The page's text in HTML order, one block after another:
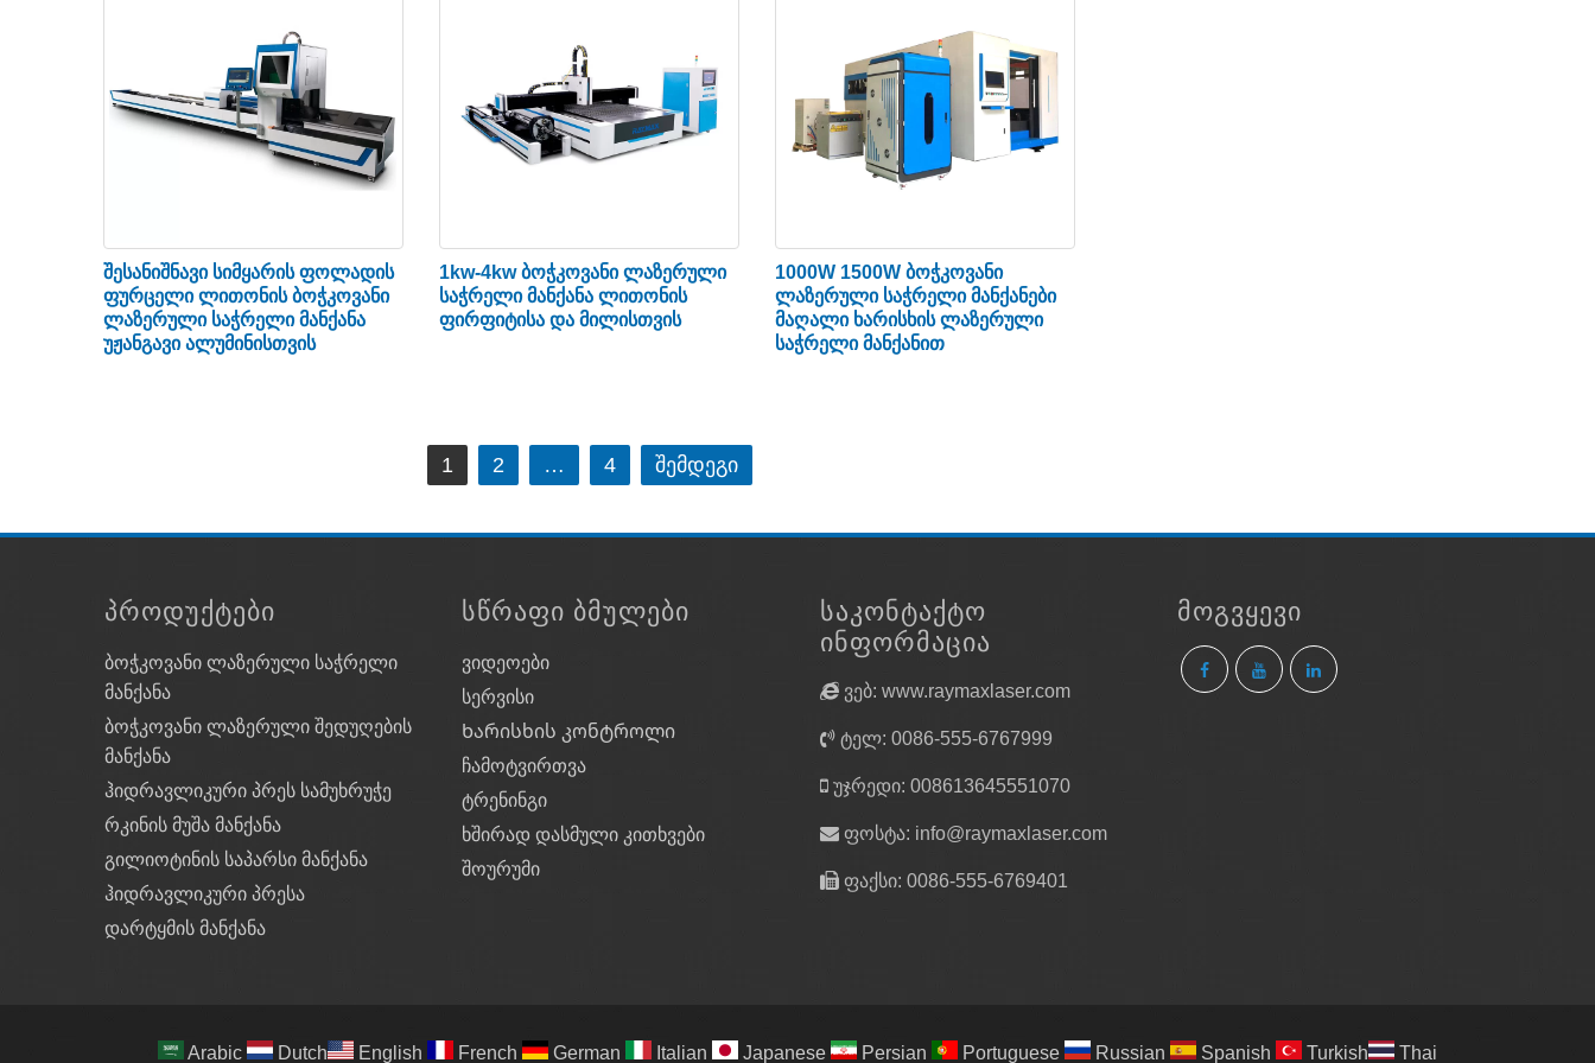
პროგრამის მიხედვით. ის ჩვეულებრივ მართავს სერვო ძრავას.
მაღალი სიზუსტის და მაღალი სტაბილურობის ჩარხები ხელს
უწყობს ლაზერული ჭრის სიზუსტის გაუმჯობესებას.
მილის შედუღებული საწოლი
საწოლის შიდა სტრუქტურა იღებს თვითმფრინავის ლითონის
სახელმძღვანელო რელსის წინააღმდეგობას და
სტაბილურობას ისე, რომ ეფექტურად აიცილოს საწოლის
დეფორმაცია.
საავიაციო ალუმინის სატანკო
იგი დამზადებულია საჰაერო კოსმოსური სტანდარტებით და
ჩამოყალიბებულია 4300 ტონა პრესის ექსტრუზიის ჩამოსხმით.
უპირატესობა, როგორიცაა კარგი სიმტკიცე, მსუბუქი წონა,
შესანიშნავი სიმყარის ფოლადის
ფურცელი ლითონის ბოჭკოვანი
ლაზერული საჭრელი მანქანა
უჟანგავი ალუმინისთვის
1kw-4kw ბოჭკოვანი ლაზერული
საჭრელი მანქანა ლითონის
ფირფიტისა და მილისთვის
1000W 1500W ბოჭკოვანი
ლაზერული საჭრელი მანქანები
მაღალი ხარისხის ლაზერული
საჭრელი მანქანით
1 2 … 4 შემდეგი
ᲞᲠᲝᲓᲣᲥᲢᲔᲑᲘ
ბოჭკოვანი ლაზერული საჭრელი
მანქანა
ბოჭკოვანი ლაზერული შედუღების
მანქანა
ჰიდრავლიკური პრეს სამუხრუჭე
რკინის მუშა მანქანა
გილიოტინის საპარსი მანქანა
ჰიდრავლიკური პრესა
დარტყმის მანქანა
ᲡᲬᲠᲐᲤᲘ ᲑᲛᲣᲚᲔᲑᲘ
ვიდეოები
სერვისი
Ხარისხის კონტროლი
ჩამოტვირთვა
ტრენინგი
ხშირად დასმული კითხვები
შოურუმი
ᲡᲐᲙᲝᲜᲢᲐᲥᲢᲝ
ᲘᲜᲤᲝᲠᲛᲐᲪᲘᲐ
ვებ: www.raymaxlaser.com
ტელ: 0086-555-6767999
უჯრედი: 008613645551070
ფოსტა: info@raymaxlaser.com
ფაქსი: 0086-555-6769401
ᲛᲝᲒᲕᲧᲔᲕᲘ
Arabic Dutch English French German Italian Japanese Persian Portuguese Russian Spanish Turkish Thai